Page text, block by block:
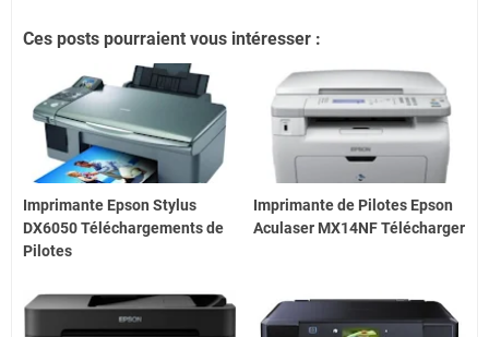
Ces posts pourraient vous intéresser :
Imprimante Epson Stylus
DX6050 Téléchargements de
Pilotes
Imprimante de Pilotes Epson
Aculaser MX14NF Télécharger